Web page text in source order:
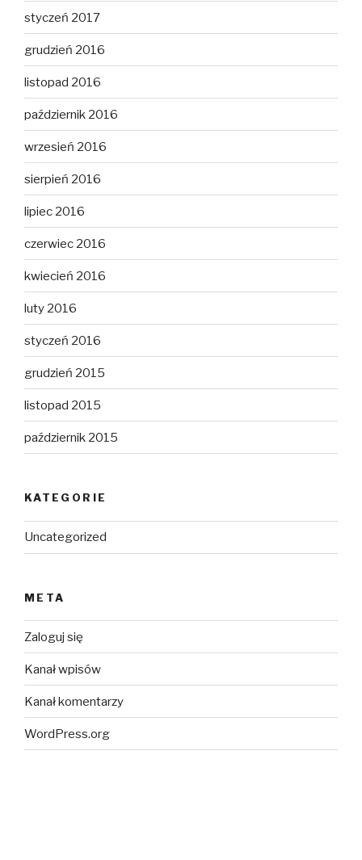
styczeń 2017
grudzień 2016
listopad 2016
październik 2016
wrzesień 2016
sierpień 2016
lipiec 2016
czerwiec 2016
kwiecień 2016
luty 2016
styczeń 2016
grudzień 2015
listopad 2015
październik 2015
KATEGORIE
Uncategorized
META
Zaloguj się
Kanał wpisów
Kanał komentarzy
WordPress.org